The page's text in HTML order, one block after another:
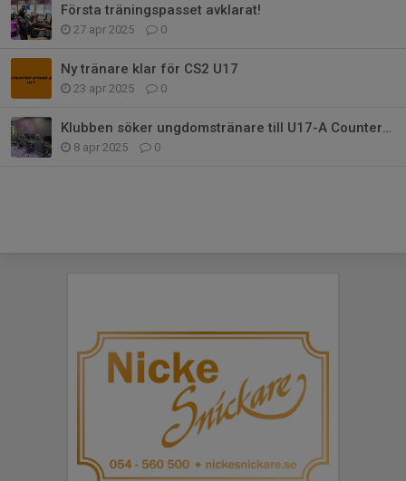
Första träningspasset avklarat!
27 apr 2025 0
Ny tränare klar för CS2 U17
23 apr 2025 0
Klubben söker ungdomstränare till U17-A Counter-Strike 2
8 apr 2025 0